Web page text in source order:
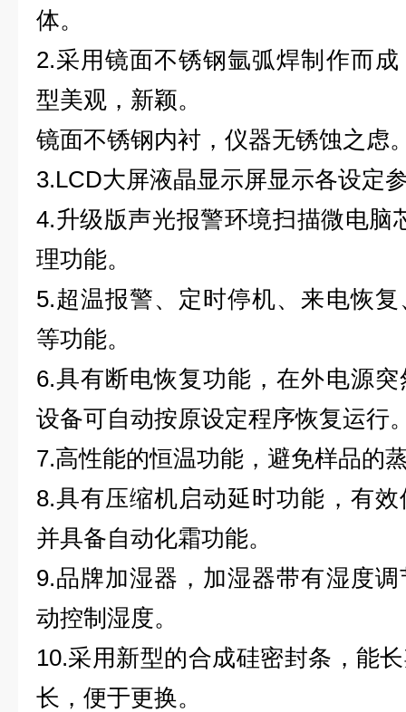
体。
2.采用镜面不锈钢氩弧焊制作而
型美观，新颖。
镜面不锈钢内衬，仪器无锈蚀之虑
3.LCD大屏液晶显示屏显示各设定
4.升级版声光报警环境扫描微电脑
理功能。
5.超温报警、定时停机、来电恢
等功能。
6.具有断电恢复功能，在外电源
设备可自动按原设定程序恢复运行
7.高性能的恒温功能，避免样品的
8.具有压缩机启动延时功能，有
并具备自动化霜功能。
9.品牌加湿器，加湿器带有湿度
动控制湿度。
10.采用新型的合成硅密封条，能
长，便于更换。